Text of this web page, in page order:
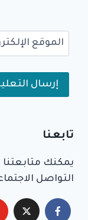
الموقع
تابعنا
يمكنك
التواصل